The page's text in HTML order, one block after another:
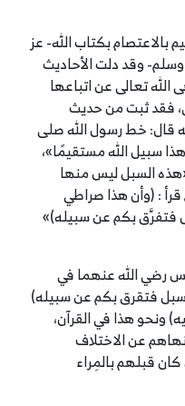
بالاعتصام بكتاب الله- عز
وقد دلت الأحاديث
تعالى عن اتباعها
فقد ثبت من حديث
قال: خط رسول الله صلى
سبيل الله مستقيمًا»،
السبل ليس منها
قرأ : (وأن هذا صراطي
فتفرَّق بكم عن سبيله)»
رضي الله عنهما في
فتقرق بكم عن سبيله)
ونحو هذا في القرآن،
عن الاختلاف
قبلهم بالمِراء